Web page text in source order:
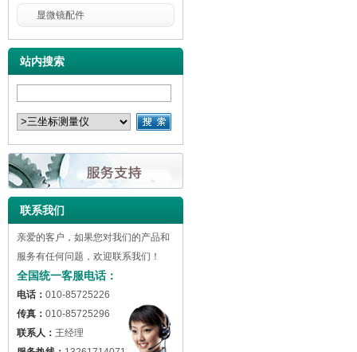
显微镜配件
站内搜索
联系我们
亲爱的客户，如果您对我们的产品和
服务有任何问题，欢迎联系我们！
全国统一客服电话：
电话： 010-85725226
传真： 010-85725296
联系人： 王经理